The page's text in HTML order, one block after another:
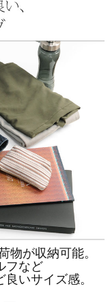
物が収納可能。
フなど
いサイズ感。